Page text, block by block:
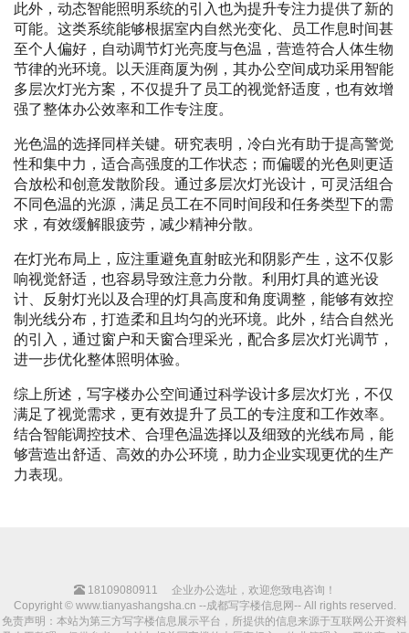
此外，动态智能照明系统的引入也为提升专注力提供了新的
可能。这类系统能够根据室内自然光变化、员工作息时间甚
至个人偏好，自动调节灯光亮度与色温，营造符合人体生物
节律的光环境。以天涯商厦为例，其办公空间成功采用智能
多层次灯光方案，不仅提升了员工的视觉舒适度，也有效增
强了整体办公效率和工作专注度。
光色温的选择同样关键。研究表明，冷白光有助于提高警觉
性和集中力，适合高强度的工作状态；而偏暖的光色则更适
合放松和创意发散阶段。通过多层次灯光设计，可灵活组合
不同色温的光源，满足员工在不同时间段和任务类型下的需
求，有效缓解眼疲劳，减少精神分散。
在灯光布局上，应注重避免直射眩光和阴影产生，这不仅影
响视觉舒适，也容易导致注意力分散。利用灯具的遮光设
计、反射灯光以及合理的灯具高度和角度调整，能够有效控
制光线分布，打造柔和且均匀的光环境。此外，结合自然光
的引入，通过窗户和天窗合理采光，配合多层次灯光调节，
进一步优化整体照明体验。
综上所述，写字楼办公空间通过科学设计多层次灯光，不仅
满足了视觉需求，更有效提升了员工的专注度和工作效率。
结合智能调控技术、合理色温选择以及细致的光线布局，能
够营造出舒适、高效的办公环境，助力企业实现更优的生产
力表现。
18109080911
企业办公选址，欢迎您致电咨询！
Copyright © www.tianyashangsha.cn --成都写字楼信息网-- All rights reserved.
免责声明：本站为第三方写字楼信息展示平台，所提供的信息来源于互联网公开资料